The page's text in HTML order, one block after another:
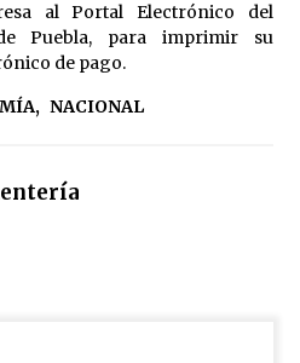
al Portal Electrónico del
Puebla, para imprimir su
de pago.
, NACIONAL